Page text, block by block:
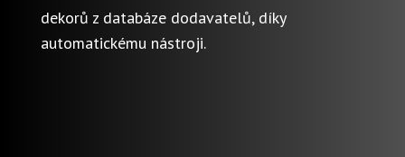
dekorů z databáze dodavatelů, díky
automatickému nástroji.